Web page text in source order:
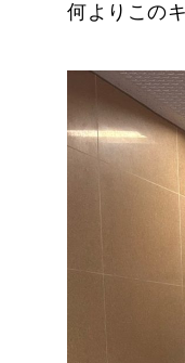
何よりこの